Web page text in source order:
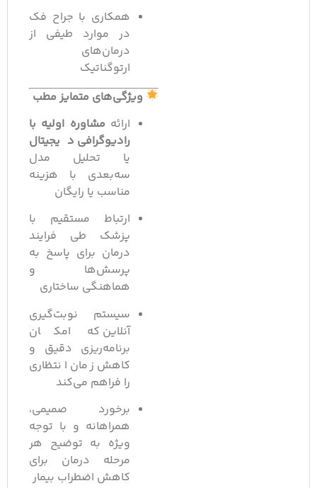
همکاری با جراح فک
در موارد طیفی از
درمان‌های
ارتوگناتیک
ویژگی‌های متمایز مطب
ارائهمشاوره اولیه با
رادیوگرافی دیجیتال
یا تحلیل مدل
سه‌بعدی با هزینه
مناسب یا رایگان
ارتباط مستقیم با
پزشک طی فرایند
درمان برای پاسخ به
پرسش‌ها و
هماهنگی ساختاری
سیستم نوبت‌گیری
آنلاین که امکان
برنامه‌ریزی دقیق و
کاهش زمان انتظاری
را فراهم می‌کند
برخورد صمیمی،
همراهانه و با توجه
ویژه به توضیح هر
مرحله درمان برای
کاهش اضطراب بیمار